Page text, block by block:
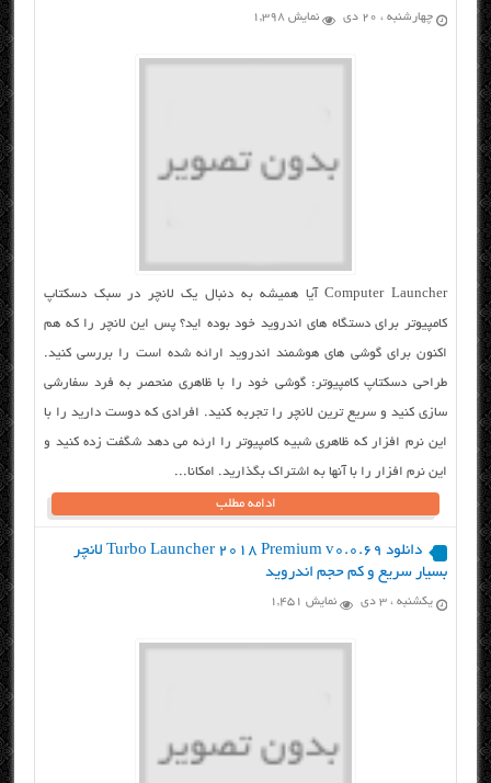
چهارشنبه ، ۲۰ دی نمایش 1,398
Computer Launcher آیا همیشه به دنبال یک لانچر در سبک دسکتاپ
کامپیوتر برای دستگاه های اندروید خود بوده اید؟ پس این لانچر را که هم
اکنون برای گوشی های هوشمند اندروید ارائه شده است را بررسی کنید.
طراحی دسکتاپ کامپیوتر: گوشی خود را با ظاهری منحصر به فرد سفارشی
سازی کنید و سریع ترین لانچر را تجربه کنید. افرادی که دوست دارید را با
این نرم افزار که ظاهری شبیه کامپیوتر را ارئه می دهد شگفت زده کنید و
این نرم افزار را با آنها به اشتراک بگذارید. امکانا...
ادامه مطلب
دانلود Turbo Launcher 2018 Premium v0.0.69 لانچر
بسیار سریع و کم حجم اندروید
یکشنبه ، ۳ دی نمایش 1,451